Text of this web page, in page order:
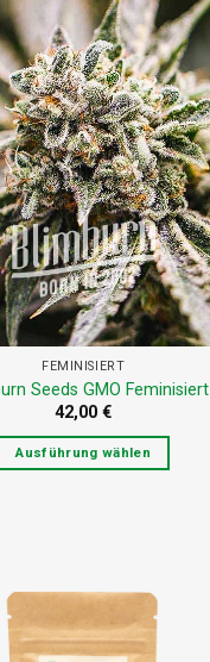
FEMINISIERT
Seeds GMO Feminisiert
42,00€
Ausführung wählen
Varianten
Die